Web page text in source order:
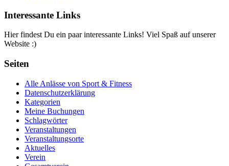
Interessante Links
Hier findest Du ein paar interessante Links! Viel Spaß auf unserer
Website :)
Seiten
Alle Anlässe von Sport & Fitness
Datenschutzerklärung
Kategorien
Meine Buchungen
Schlagwörter
Veranstaltungen
Veranstaltungsorte
Aktuelles
Verein